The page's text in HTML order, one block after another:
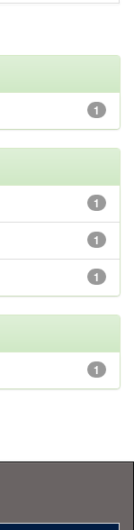
1
1
1
1
1